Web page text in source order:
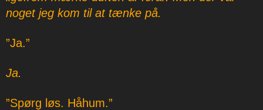
noget jeg kom til at tænke på.
”Ja.”
Ja.
”Spørg løs. Håhum.”